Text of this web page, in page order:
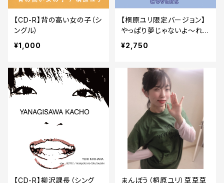
【CD-R】背の高い女の子（シ
ングル）
¥1,000
【桐原ユリ限定バージョン】
やっぱり夢じゃないよ〜れじ
ぇびゅーと〜 小日向由衣
カバー・アルバム【CD】
¥2,750
【CD-R】柳沢課長（シング
まんぼう（桐原ユリ）草草草